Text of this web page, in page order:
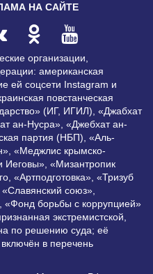
НА САЙТЕ
организации,
американская
ей соцсети Instagram и
повстанческая
(ИГ, ИГИЛ), «Джабхат
ан-Нусра», «Джебхат ан-
партия (НБП), «Аль-
«Меджлис крымско-
Иеговы», «Мизантропик
«Артподготовка», «Тризуб
союз»,
«Фонд борьбы с коррупцией»
экстремистской,
по решению суда; её
в перечень